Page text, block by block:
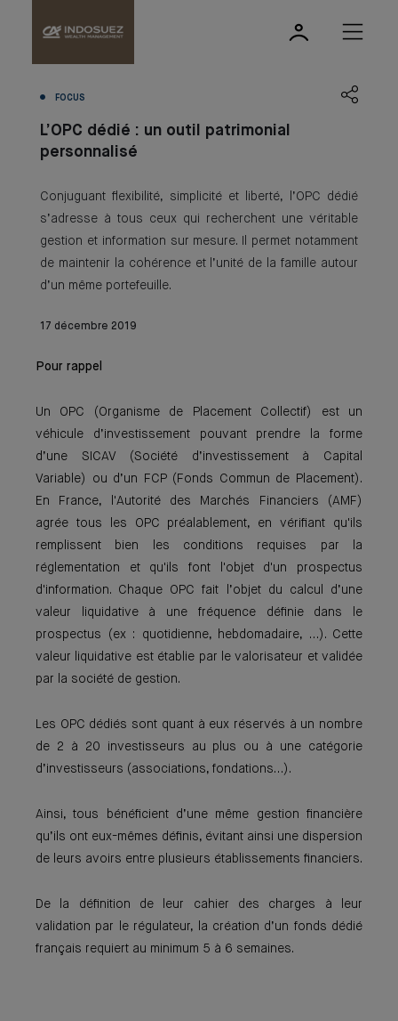
FOCUS
L’OPC dédié : un outil patrimonial
personnalisé
Conjuguant flexibilité, simplicité et liberté, l’OPC dédié
s’adresse à tous ceux qui recherchent une véritable
gestion et information sur mesure. Il permet notamment
de maintenir la cohérence et l’unité de la famille autour
d’un même portefeuille.
17 décembre 2019
Pour rappel
Un OPC (Organisme de Placement Collectif) est un
véhicule d’investissement pouvant prendre la forme
d’une SICAV (Société d’investissement à Capital
Variable) ou d’un FCP (Fonds Commun de Placement).
En France, l'Autorité des Marchés Financiers (AMF)
agrée tous les OPC préalablement, en vérifiant qu'ils
remplissent bien les conditions requises par la
réglementation et qu'ils font l'objet d'un prospectus
d'information. Chaque OPC fait l’objet du calcul d’une
valeur liquidative à une fréquence définie dans le
prospectus (ex : quotidienne, hebdomadaire, …). Cette
valeur liquidative est établie par le valorisateur et validée
par la société de gestion.
Les OPC dédiés sont quant à eux réservés à un nombre
de 2 à 20 investisseurs au plus ou à une catégorie
d’investisseurs (associations, fondations…).
Ainsi, tous bénéficient d’une même gestion financière
qu’ils ont eux-mêmes définis, évitant ainsi une dispersion
de leurs avoirs entre plusieurs établissements financiers.
De la définition de leur cahier des charges à leur
validation par le régulateur, la création d’un fonds dédié
français requiert au minimum 5 à 6 semaines.